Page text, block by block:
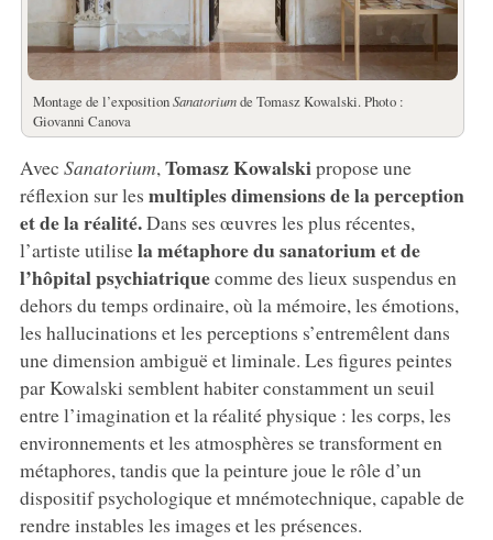
Montage de l’expositionSanatoriumde Tomasz Kowalski. Photo :
Giovanni Canova
Avec Sanatorium,Tomasz Kowalskipropose une
réflexion sur les multiples dimensions de la perception
et de la réalité.Dans ses œuvres les plus récentes,
l’artiste utilisela métaphore du sanatorium et de
l’hôpital psychiatriquecomme des lieux suspendus en
dehors du temps ordinaire, où la mémoire, les émotions,
les hallucinations et les perceptions s’entremêlent dans
une dimension ambiguë et liminale. Les figures peintes
par Kowalski semblent habiter constamment un seuil
entre l’imagination et la réalité physique : les corps, les
environnements et les atmosphères se transforment en
métaphores, tandis que la peinture joue le rôle d’un
dispositif psychologique et mnémotechnique, capable de
rendre instables les images et les présences.